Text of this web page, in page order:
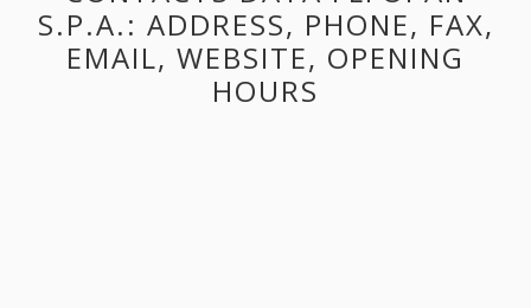
S.P.A.: ADDRESS, PHONE, FAX,
EMAIL, WEBSITE, OPENING
HOURS